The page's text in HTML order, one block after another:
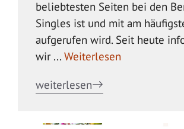
beliebtesten Seiten bei den
Singles ist und mit am
aufgerufen wird. Seit heute
wir ... Weiterlesen
weiterlesen